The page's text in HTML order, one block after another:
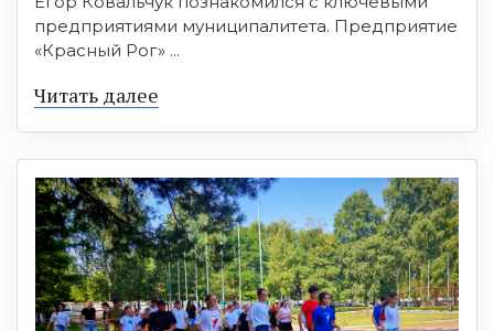
предприятиями муниципалитета. Предприятие
«Красный Рог» ...
Читать далее